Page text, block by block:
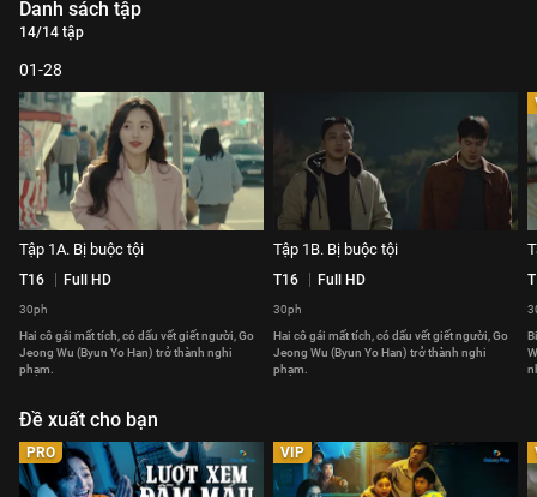
Danh sách tập
14/14 tập
01-28
Tập 1A. Bị buộc tội
T16 Full HD
30ph
Hai cô gái mất tích, có dấu vết giết người, Go
Jeong Wu (Byun Yo Han) trở thành nghi
phạm.
Tập 1B. Bị buộc tội
T16 Full HD
30ph
Hai cô gái mất tích, có dấu vết giết người, Go
Jeong Wu (Byun Yo Han) trở thành nghi
phạm.
Đề xuất cho bạn
PRO VIP